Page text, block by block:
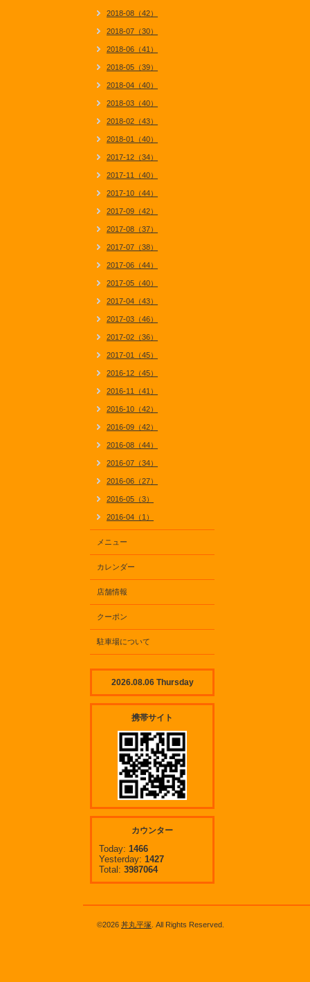
2018-08（42）
2018-07（30）
2018-06（41）
2018-05（39）
2018-04（40）
2018-03（40）
2018-02（43）
2018-01（40）
2017-12（34）
2017-11（40）
2017-10（44）
2017-09（42）
2017-08（37）
2017-07（38）
2017-06（44）
2017-05（40）
2017-04（43）
2017-03（46）
2017-02（36）
2017-01（45）
2016-12（45）
2016-11（41）
2016-10（42）
2016-09（42）
2016-08（44）
2016-07（34）
2016-06（27）
2016-05（3）
2016-04（1）
メニュー
カレンダー
店舗情報
クーポン
駐車場について
2026.08.06 Thursday
携帯サイト
カウンター
Today: 1466
Yesterday: 1427
Total: 3987064
©2026 丼丸平塚 . All Rights Reserved.